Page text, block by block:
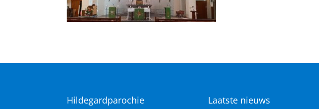
Hildegardparochie Laatste nieuws